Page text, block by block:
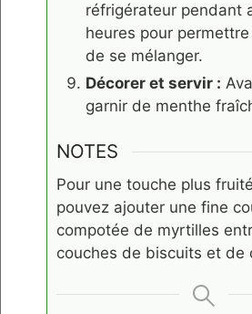
réfrigérateur pendant
heures pour
de se mélanger.
Décorer et servir :
garnir de menthe
NOTES
Pour une touche plus
pouvez ajouter une fine
compotée de myrtilles
couches de biscuits et de